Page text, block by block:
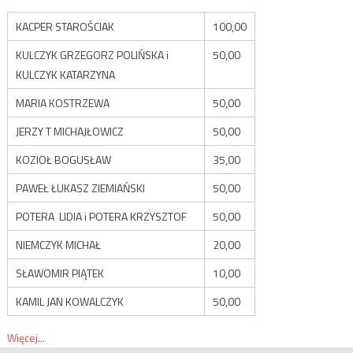
KACPER STAROŚCIAK
100,00
KULCZYK GRZEGORZ POLIŃSKA i
KULCZYK KATARZYNA
50,00
MARIA KOSTRZEWA
50,00
JERZY T MICHAJŁOWICZ
50,00
KOZIOŁ BOGUSŁAW
35,00
PAWEŁ ŁUKASZ ZIEMIAŃSKI
50,00
POTERA LIDIA i POTERA KRZYSZTOF
50,00
NIEMCZYK MICHAŁ
20,00
SŁAWOMIR PIĄTEK
10,00
KAMIL JAN KOWALCZYK
50,00
Więcej...